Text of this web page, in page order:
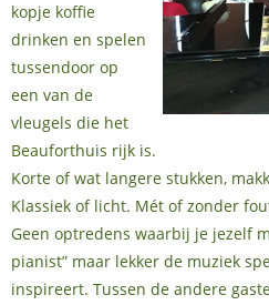
kopje koffie
drinken en spelen
tussendoor op
een van de
vleugels die het
Beauforthuis rijk is.
Korte of wat langere stukken,
Klassiek of licht. Mét of zonder
Geen optredens waarbij je jezelf
pianist” maar lekker de muziek
inspireert. Tussen de andere